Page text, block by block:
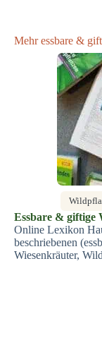
Mehr essbare &
Essbare & giftige
Online Lexikon
beschriebenen
Wiesenkräuter,